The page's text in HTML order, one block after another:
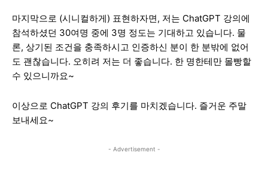
마지막으로 (시니컬하게) 표현하자면, 저는 ChatGPT 강의에
참석하셨던 30여명 중에 3명 정도는 기대하고 있습니다. 물
론, 상기된 조건을 충족하시고 인증하신 분이 한 분밖에 없어
도 괜찮습니다. 오히려 저는 더 좋습니다. 한 명한테만 몰빵할
수 있으니까요~
이상으로 ChatGPT 강의 후기를 마치겠습니다. 즐거운 주말
보내세요~
- Advertisement -